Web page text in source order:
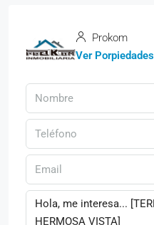
Prokom
Ver Porpiedades